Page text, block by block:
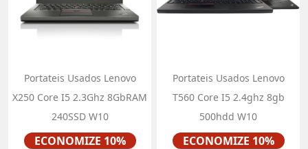
Portateis Usados Lenovo
X250 Core I5 2.3Ghz 8GbRAM
240SSD W10
Preço
ECONOMIZE 10%
Portateis Usados Lenovo
T560 Core I5 2.4ghz 8gb
500hdd W10
Preço
ECONOMIZE 10%